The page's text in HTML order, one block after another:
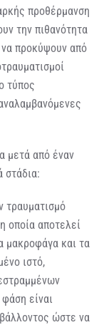
προθέρμανση
την πιθανότητα
να προκύψουν από
τύπος
μετά από έναν
στάδια:
τραυματισμό
οποία αποτελεί
μακροφάγα και τα
ιστό,
είναι
ώστε να